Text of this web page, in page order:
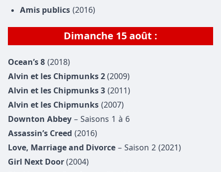
Amis publics (2016)
Dimanche 15 août :
Ocean’s 8 (2018)
Alvin et les Chipmunks 2 (2009)
Alvin et les Chipmunks 3 (2011)
Alvin et les Chipmunks (2007)
Downton Abbey – Saisons 1 à 6
Assassin’s Creed (2016)
Love, Marriage and Divorce – Saison 2 (2021)
Girl Next Door (2004)